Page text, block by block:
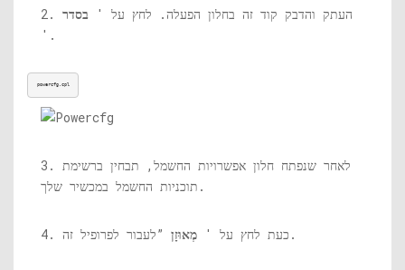
2. העתק והדבק קוד זה בחלון הפעלה. לחץ על ' בסדר
'.
powercfg.cpl
3. לאחר שנפתח חלון אפשרויות החשמל, תבחין ברשימת
תוכניות החשמל במכשיר שלך.
4. כעת לחץ על ' מְאוּזָן ”לעבור לפרופיל זה.